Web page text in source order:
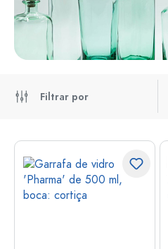
Filtrar por